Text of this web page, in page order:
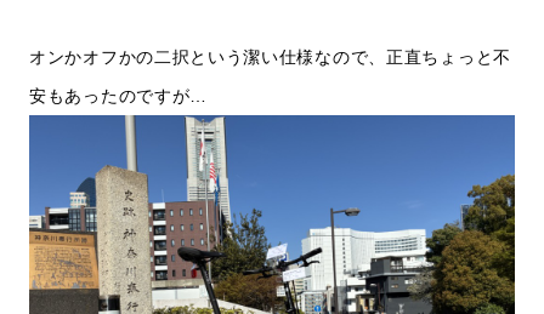
オンかオフかの二択という潔い仕様なので、正直ちょっと不
安もあったのですが…